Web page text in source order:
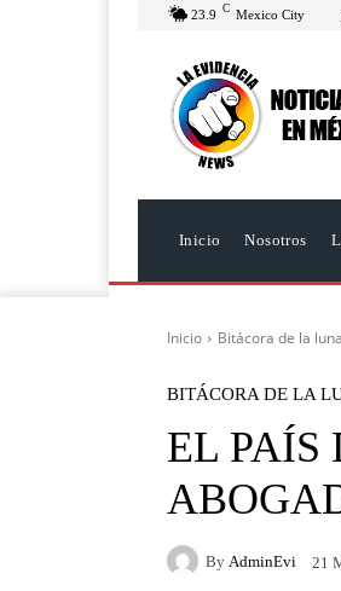
23.9 C Mexico City
Inicio Nosotros
Inicio Bitácora de la luna
BITÁCORA DE LA
EL PAÍS
By AdminEvi 21